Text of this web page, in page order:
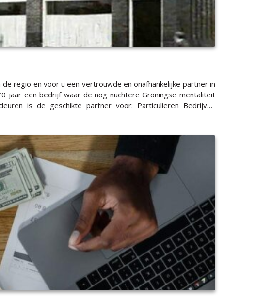
regio en voor u een vertrouwde en onafhankelijke partner in
jaar een bedrijf waar de nog nuchtere Groningse mentaliteit